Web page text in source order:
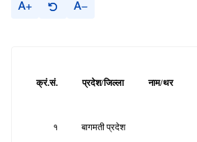
A A
क्रं.सं. प्रदेश/जिल्ला नाम/थर
१ बागमती प्रदेश